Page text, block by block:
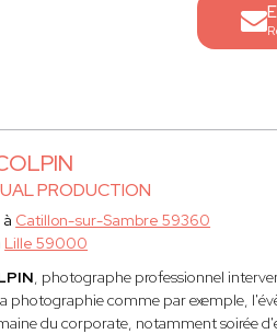
PRODUCTION
Catillon-sur-Sambre 59360
Lille 59000
, photographe professionnel
photographie comme par exemple,
du corporate, notamment soirée